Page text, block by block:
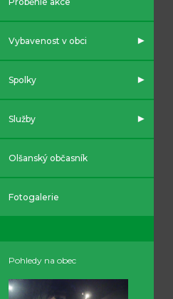
Vybavenost v obci
Spolky
Služby
Olšanský občasník
Fotogalerie
Pohledy na obec